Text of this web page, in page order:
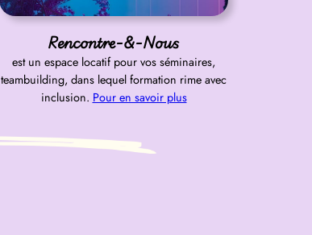
Rencontre-&-Nous
est un espace locatif pour vos séminaires,
teambuilding, dans lequel formation rime avec
inclusion. Pour en savoir plus